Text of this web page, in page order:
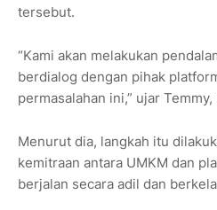
tersebut.
“Kami akan melakukan
berdialog dengan pihak
permasalahan ini,” ujar
Menurut dia, langkah itu
kemitraan antara UMKM dan
berjalan secara adil dan